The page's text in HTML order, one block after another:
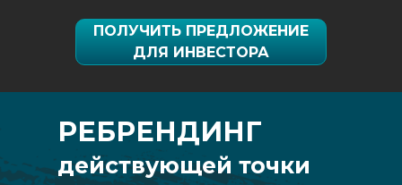
ПОЛУЧИТЬ ПРЕДЛОЖЕНИЕ
ДЛЯ ИНВЕСТОРА
действующей точки
РЕБРЕНДИНГ